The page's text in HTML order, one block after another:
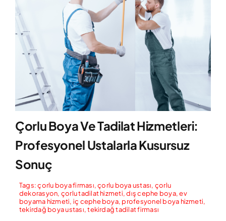
Çorlu Boya Ve Tadilat Hizmetleri:
Profesyonel Ustalarla Kusursuz
Sonuç
Tags:çorlu boya firması,çorlu boya ustası, çorlu
dekorasyon, çorlu tadilat hizmeti,dış cephe boya,ev
boyama hizmeti, iç cephe boya, profesyonel boya hizmeti,
tekirdağ boya ustası,tekirdağ tadilat firması